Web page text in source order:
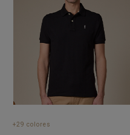
+29 colores